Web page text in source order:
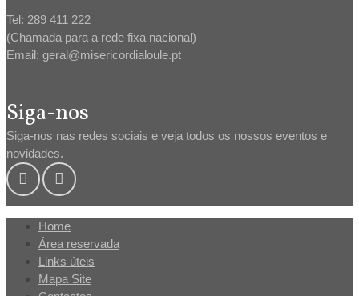
Tel: 289 411 222
(Chamada para a rede fixa nacional)
Email: geral@misericordialoule.pt
Siga-nos
Siga-nos nas redes sociais e veja todos os nossos eventos e
novidades.
Home
Área reservada
Links úteis
Mapa Site